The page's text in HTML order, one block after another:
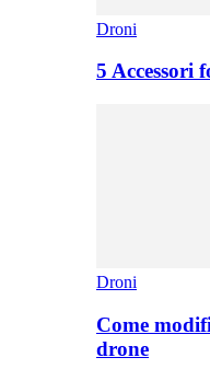
Droni
5 Accessori
Droni
Come
drone